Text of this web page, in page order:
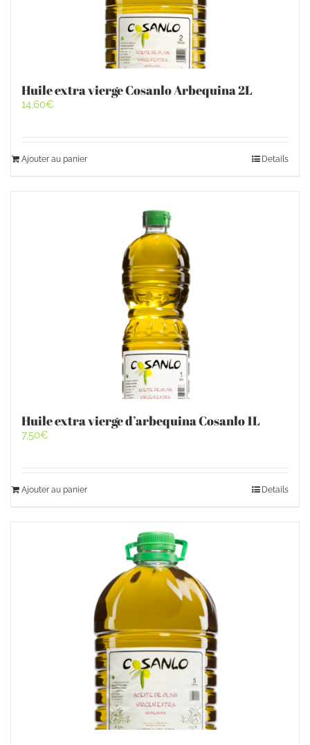
Huile extra vierge Cosanlo Arbequina 2L
14,60€
Ajouter au panier Details
Huile extra vierge d’arbequina Cosanlo 1L
7,50€
Ajouter au panier Details